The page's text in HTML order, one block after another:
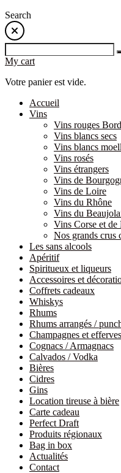
Search
My cart
Votre panier est vide.
Accueil
Vins
Vins rouges
Vins blancs secs
Vins blancs
Vins rosés
Vins étrangers
Vins de
Vins de Loire
Vins du Rhône
Vins du
Vins Corse et de
Nos grands crus
Les sans alcools
Apéritif
Spiritueux et liqueurs
Accessoires et
Coffrets cadeaux
Whiskys
Rhums
Rhums arrangés /
Champagnes et
Cognacs / Armagnacs
Calvados / Vodka
Bières
Cidres
Gins
Location tireuse à bière
Carte cadeau
Perfect Draft
Produits régionaux
Bag in box
Actualités
Contact